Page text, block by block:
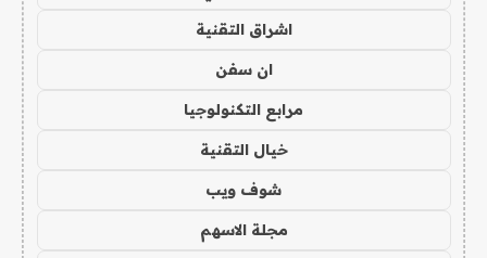
اشراق التقنية
ان سفن
مرابع التكنولوجيا
خيال التقنية
شوف ويب
مجلة الاسهم